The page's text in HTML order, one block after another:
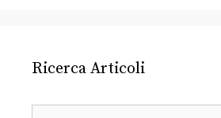
Ricerca Articoli